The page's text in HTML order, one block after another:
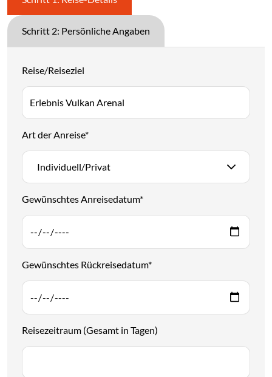
Schritt 2: Persönliche Angaben
Reise/Reiseziel
Art der Anreise*
Individuell/Privat
Gewünschtes Anreisedatum*
Gewünschtes Rückreisedatum*
Reisezeitraum (Gesamt in Tagen)